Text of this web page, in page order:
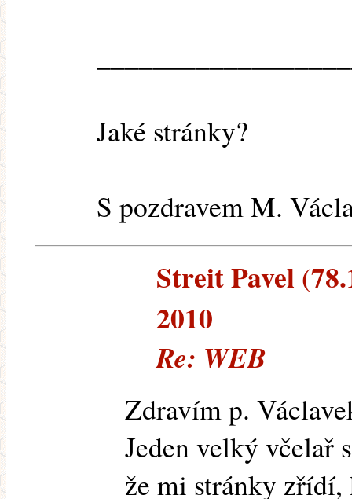
Jaké stránky?
S pozdravem M.
Streit Pavel
2010
Re: WEB
Zdravím p.
Jeden velký včelař
že mi stránky